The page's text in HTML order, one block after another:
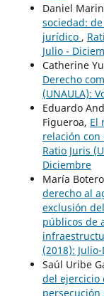
Daniel
sociedad:
jurídico ,
Julio -
Catherine
Derecho
(UNAULA):
Eduardo
Figueroa, El
relación
Ratio Juris
Diciembre
María
derecho al
exclusión
públicos de
(2018):
Saúl Uribe
del ejercicio
persecución